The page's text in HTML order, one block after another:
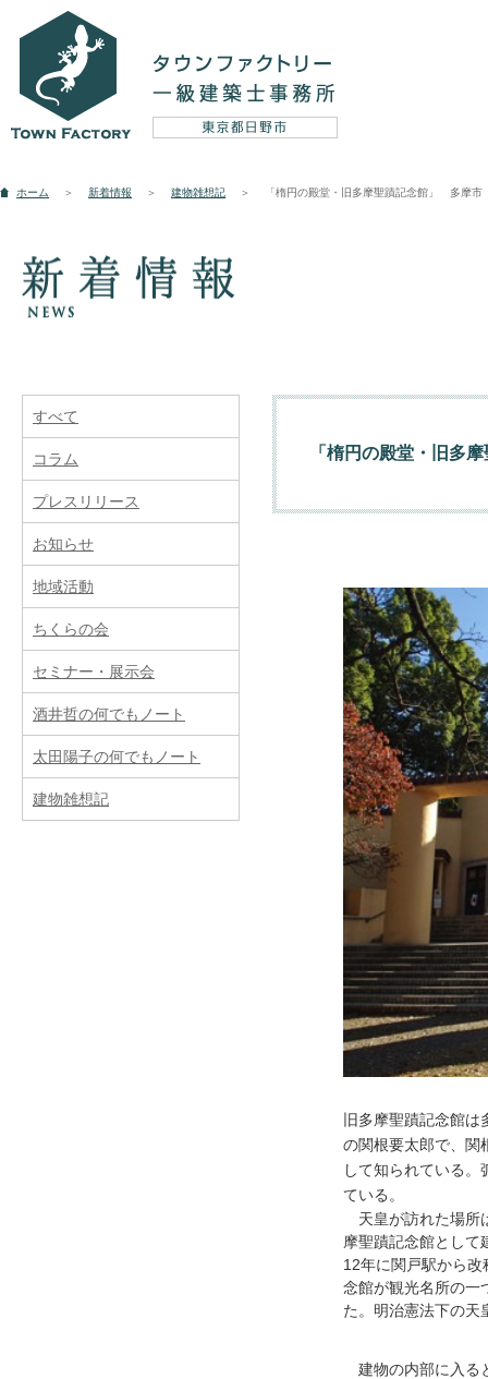
設計実例
新築 リフォーム
コンセプト
5つのテーマ
提供サービス
新築
リフォーム（改築
費用
事務所案内
所属建築士
リフォーム そ
プレスリリース
ホーム ＞ 新着情報 ＞ 建物雑想記 ＞ 「楕円の殿堂・旧多摩聖蹟記念館」 多摩市
「楕円の殿堂・旧多
旧多摩聖蹟記念館
の関根要太郎で、関
して知られている
ている。
天皇が訪れた場所
摩聖蹟記念館として
12年に関戸駅から
念館が観光名所の一
た。明治憲法下の天
建物の内部に入る
すべて
コラム
プレスリリース
お知らせ
地域活動
ちくらの会
セミナー・展示会
酒井哲の何でもノート
太田陽子の何でもノート
建物雑想記